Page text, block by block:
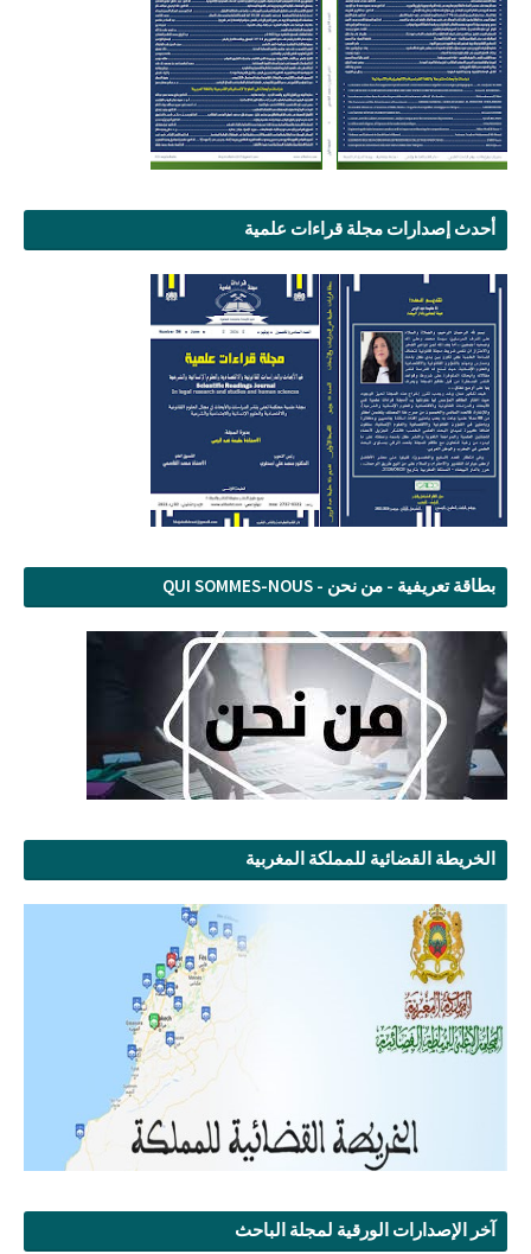
أحدث إصدارات مجلة قراءات علمية
بطاقة تعريفية - من نحن - QUI SOMMES-NOUS
الخريطة القضائية للمملكة المغربية
آخر الإصدارات الورقية لمجلة الباحث